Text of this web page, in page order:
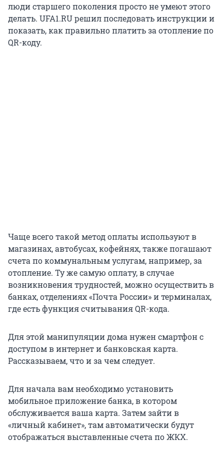
люди старшего поколения просто не умеют этого
делать. UFA1.RU решил последовать инструкции и
показать, как правильно платить за отопление по
QR-коду.
Чаще всего такой метод оплаты используют в
магазинах, автобусах, кофейнях, также погашают
счета по коммунальным услугам, например, за
отопление. Ту же самую оплату, в случае
возникновения трудностей, можно осуществить в
банках, отделениях «Почта России» и терминалах,
где есть функция считывания QR-кода.
Для этой манипуляции дома нужен смартфон с
доступом в интернет и банковская карта.
Рассказываем, что и за чем следует.
Для начала вам необходимо установить
мобильное приложение банка, в котором
обслуживается ваша карта. Затем зайти в
«личный кабинет», там автоматически будут
отображаться выставленные счета по ЖКХ.